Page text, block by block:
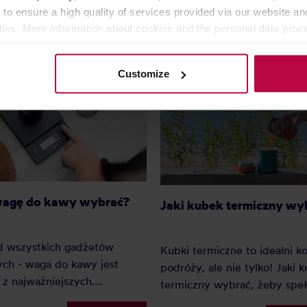
ensure a high quality of services provided via our website
More information about cookies and the personal data
Customize
do kawy wybrać?
wszystkich gadżetów
- waga do kawy jest
najważniejszych.
Ponieważ dzięki wadze
Jaki kubek termiczny
Kubki termiczne to idealni
podróży, ale nie tylko! Jaki
termiczny wybrać, żeby
wszystkie Twoje